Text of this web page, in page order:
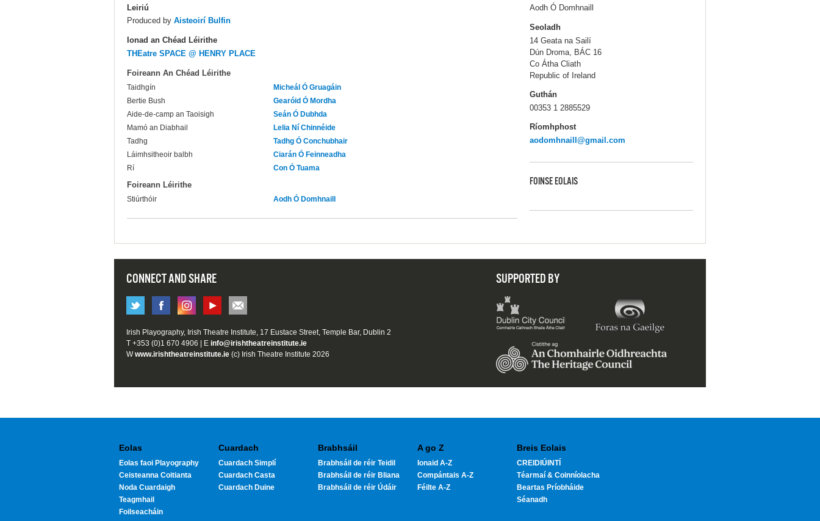
Leiriú
Produced by Aisteoirí Bulfin
Ionad an Chéad Léirithe
THEatre SPACE @ HENRY PLACE
Foireann An Chéad Léirithe
Taidhgín
Micheál Ó Gruagáin
Bertie Bush
Gearóid Ó Mordha
Aide-de-camp an Taoisigh
Seán Ó Dubhda
Mamó an Diabhail
Lelia Ní Chinnéide
Tadhg
Tadhg Ó Conchubhair
Láimhsitheoir balbh
Ciarán Ó Feinneadha
Rí
Con Ó Tuama
Foireann Léirithe
Stiúrthóir Aodh Ó Domhnaill
Aodh Ó Domhnaill
Seoladh
14 Geata na Sailí
Dún Droma, BÁC 16
Co Átha Cliath
Republic of Ireland
Guthán
00353 1 2885529
Ríomhphost
aodomhnaill@gmail.com
FOINSE EOLAIS
CONNECT AND SHARE SUPPORTED BY
Irish Playography, Irish Theatre Institute, 17 Eustace Street, Temple Bar, Dublin 2
T +353 (0)1 670 4906 | E info@irishtheatreinstitute.ie
Wwww.irishtheatreinstitute.ie (c) Irish Theatre Institute 2026
Eolas
Eolas faoi Playography
Ceisteanna Coitianta
Noda Cuardaigh
Teagmhail
Foilseacháin
Cuardach
Cuardach Simplí
Cuardach Casta
Cuardach Duine
Brabhsáil
Brabhsáil de réir Teidil
Brabhsáil de réir Bliana
Brabhsáil de réir Údáir
A go Z
Ionaid A-Z
Compántais A-Z
Féilte A-Z
Breis Eolais
CREIDIÚINTÍ
Téarmaí & Coinníolacha
Beartas Príobháide
Séanadh